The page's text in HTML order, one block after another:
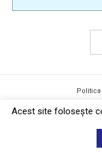
Acest site foloseşte